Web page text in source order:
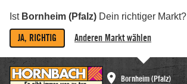
Ist Bornheim (Pfalz) Dein richtiger Markt?
JA, RICHTIG Anderen Markt wählen
Bornheim (Pfalz)